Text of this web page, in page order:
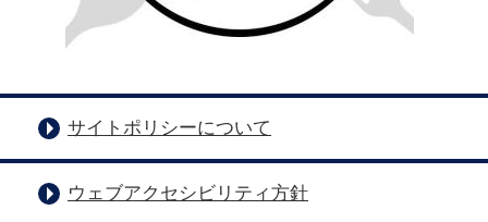
サイトポリシーについて
ウェブアクセシビリティ方針